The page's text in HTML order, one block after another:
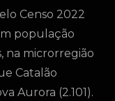
Censo 2022
população
na microrregião
Catalão
Aurora (2.101).